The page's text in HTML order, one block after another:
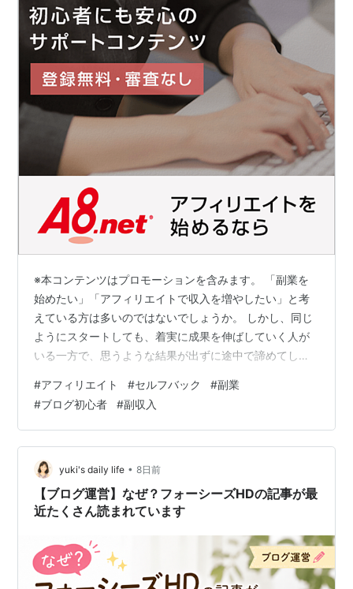
※本コンテンツはプロモーションを含みます。 「副業を
始めたい」「アフィリエイトで収入を増やしたい」と考
えている方は多いのではないでしょうか。 しかし、同じ
ようにスタートしても、着実に成果を伸ばしていく人が
いる一方で、思うような結果が出ずに途中で諦めてしま
ません。日頃の考え方や行動、そして継続する姿勢が大
きく影響しています。 また、これからアフィリエイトを
始める方におすすめなのが「セルフバック」です。初心
者でも仕組みを理解しながら報酬を得られるため、多く
の人が最初の一歩として活用しています。 この記事で
は、稼げる人と稼げない人の特徴を比較しなが…
#アフィリエイト #セルフバック #副業
#ブログ初心者 #副収入
yuki's daily life • 8日前
【ブログ運営】なぜ？フォーシーズHDの記事が最
近たくさん読まれています